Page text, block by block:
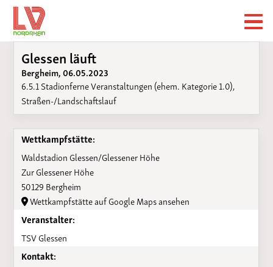
Glessen läuft
Bergheim, 06.05.2023
6.5.1 Stadionferne Veranstaltungen (ehem. Kategorie 1.0),
Straßen-/Landschaftslauf
Wettkampfstätte:
Waldstadion Glessen/Glessener Höhe
Zur Glessener Höhe
50129 Bergheim
Wettkampfstätte auf Google Maps ansehen
Veranstalter:
TSV Glessen
Kontakt: